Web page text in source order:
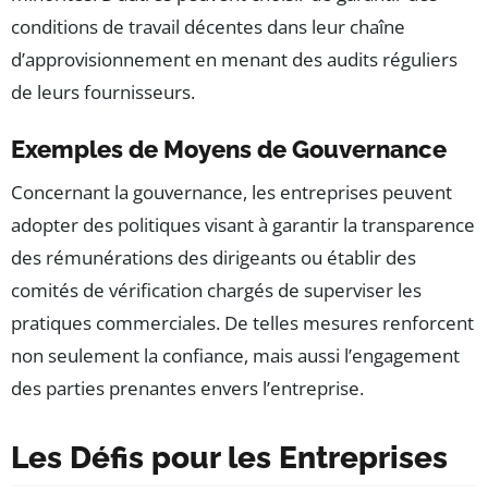
conditions de travail décentes dans leur chaîne
d’approvisionnement en menant des audits réguliers
de leurs fournisseurs.
Exemples de Moyens de Gouvernance
Concernant la gouvernance, les entreprises peuvent
adopter des politiques visant à garantir la transparence
des rémunérations des dirigeants ou établir des
comités de vérification chargés de superviser les
pratiques commerciales. De telles mesures renforcent
non seulement la confiance, mais aussi l’engagement
des parties prenantes envers l’entreprise.
Les Défis pour les Entreprises